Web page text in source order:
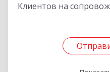
Клиентов на